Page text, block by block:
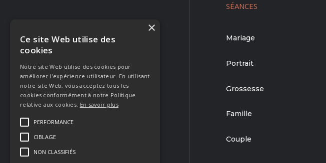
223 Rue Crillon
84310 Morières-lès-Avignon
FRANCE
Appeler
Envoyer un email
Contacter
SÉANCES
Mariage
Portrait
Grossesse
Famille
Couple
Ce site Web utilise des
cookies
Notre site Web utilise des cookies pour
améliorer l'expérience utilisateur. En utilisant
notre site Web, vous acceptez tous les
cookies conformément à notre Politique
relative aux cookies. En savoir plus
PERFORMANCE
CIBLAGE
NON CLASSIFIÉS
×